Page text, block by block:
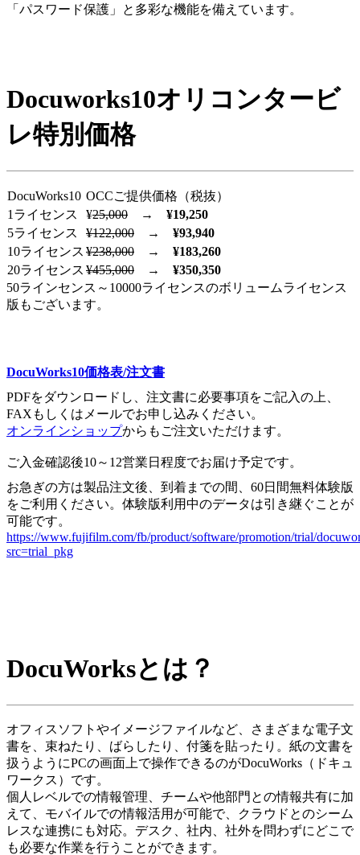
「パスワード保護」と多彩な機能を備えています。
Docuworks10オリコンタービ
レ特別価格
DocuWorks10 OCCご提供価格（税抜）
1ライセンス
¥25,000 → ¥19,250
5ライセンス
¥122,000 → ¥93,940
10ライセンス ¥238,000 → ¥183,260
20ライセンス ¥455,000 → ¥350,350
50ラインセンス～10000ライセンスのボリュームライセンス
版もございます。
DocuWorks10価格表/注文書
PDFをダウンロードし、注文書に必要事項をご記入の上、
FAXもしくはメールでお申し込みください。
オンラインショップからもご注文いただけます。
ご入金確認後10～12営業日程度でお届け予定です。
お急ぎの方は製品注文後、到着までの間、60日間無料体験版
をご利用ください。体験版利用中のデータは引き継ぐことが
可能です。
https://www.fujifilm.com/fb/product/software/promotion/trial/
src=trial_pkg
DocuWorksとは？
オフィスソフトやイメージファイルなど、さまざまな電子文
書を、束ねたり、ばらしたり、付箋を貼ったり。紙の文書を
扱うようにPCの画面上で操作できるのがDocuWorks（ドキュ
ワークス）です。
個人レベルでの情報管理、チームや他部門との情報共有に加
えて、モバイルでの情報活用が可能で、クラウドとのシーム
レスな連携にも対応。デスク、社内、社外を問わずにどこで
も必要な作業を行うことができます。